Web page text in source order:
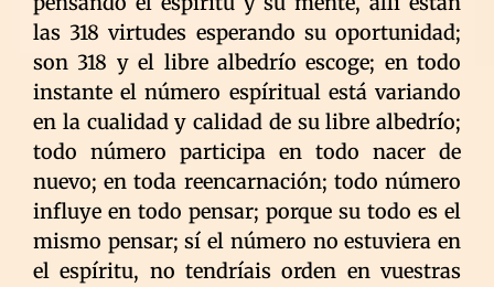
las 318 virtudes esperando su oportunidad;
son 318 y el libre albedrío escoge; en todo
instante el número espíritual está variando
en la cualidad y calidad de su libre albedrío;
todo número participa en todo nacer de
nuevo; en toda reencarnación; todo número
influye en todo pensar; porque su todo es el
mismo pensar; sí el número no estuviera en
el espíritu, no tendríais orden en vuestras